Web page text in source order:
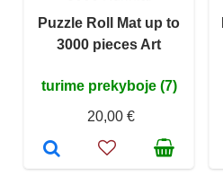
Puzzle Roll Mat up to
3000 pieces Art
turime prekyboje (7)
20,00 €